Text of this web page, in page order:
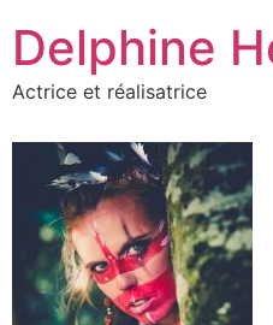
contenu
Delphine
Actrice et réalisatrice